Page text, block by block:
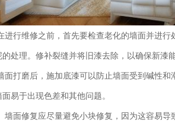
进行维修之前，首先要检查老化的墙面并进
处理。修补裂缝并将旧漆去除，以确保新漆
面打磨后，施加底漆可以防止墙面受到碱性
易于出现色差和其他问题。
墙面修复应尽量避免小块修复，因为这容易